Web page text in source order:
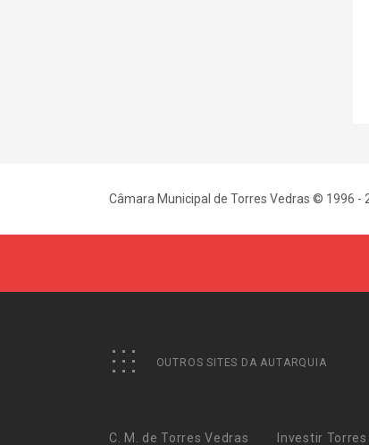
Câmara Municipal de Torres Vedras © 1996 -
OUTROS SITES DA AUTARQUIA
C. M. de Torres Vedras Investir Torres